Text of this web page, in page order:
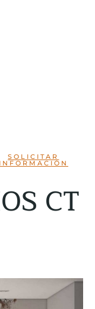
SOLICITAR
INFORMACIÓN
CT